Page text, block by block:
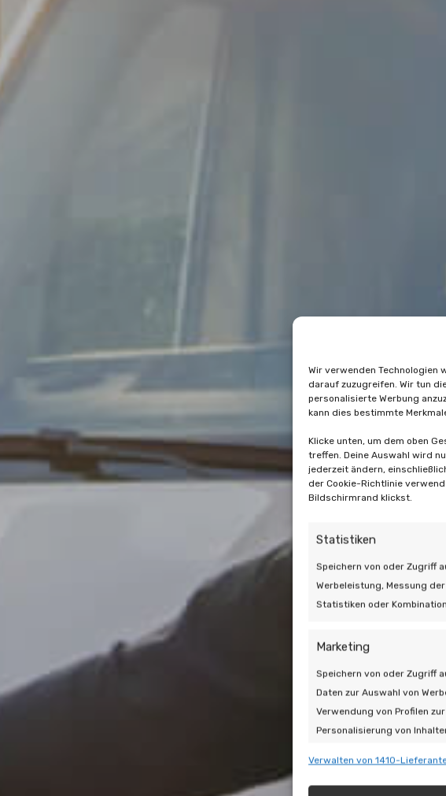
Wir verwenden Technologien
darauf zuzugreifen. Wir tun
personalisierte Werbung
kann dies bestimmte
Klicke unten, um dem oben
treffen. Deine Auswahl wird
jederzeit ändern,
der Cookie-Richtlinie
Bildschirmrand klickst.
Statistiken
Speichern von oder Zugriff
Werbeleistung, Messung
Statistiken oder
Marketing
Speichern von oder Zugriff
Daten zur Auswahl von
Verwendung von Profilen
Personalisierung von
Auswahl von Inhalten.
Verwalten von 1410-